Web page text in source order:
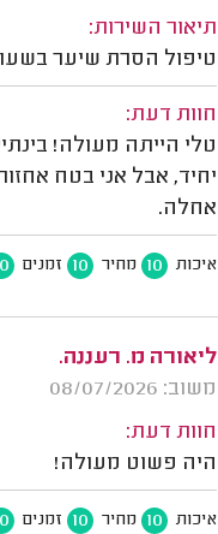
תיאור השירות:
טיפול הסרת שיער
חוות דעת:
טלי הייתה מעולה!
יחיד, אבל אני בטח
אחלה.
איכות 10 מחיר 10 זמנים
ליאורה מ. רעננה.
משוב: 08/07/2026
חוות דעת:
היה פשוט מעולה!
איכות 10 מחיר 10 זמנים